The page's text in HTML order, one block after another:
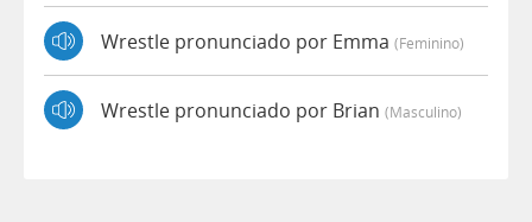
Wrestle pronunciado por Emma (feminino)
Wrestle pronunciado por Brian (masculino)